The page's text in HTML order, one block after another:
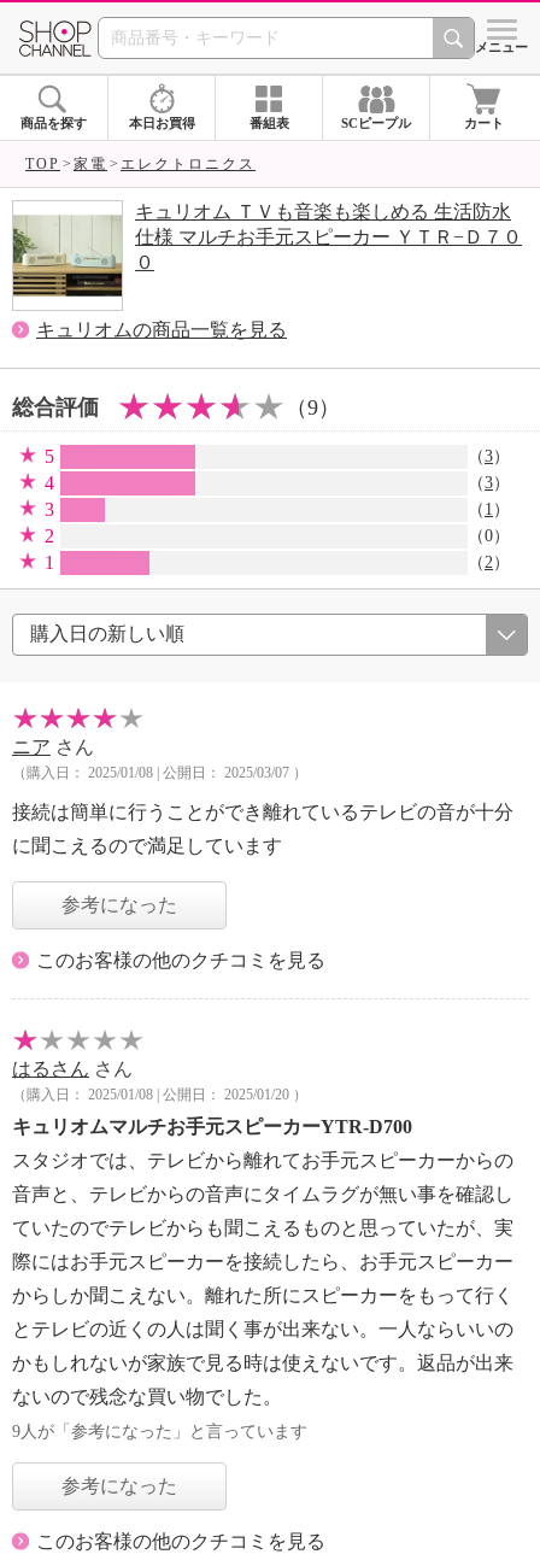
SHOP CHANNEL シメニュー
商品を探す 本日お買得 番組表 SCピープル カート
TOP 家電 エレクトロニクス
キュリオム ＴＶも音楽も楽しめる 生活防水
仕様 マルチお手元スピーカー ＹＴＲ−Ｄ７０
０
キュリオムの商品一覧を見る
総合評価 （9）
5 （3）
4 （3）
3 （ 1 ）
2 （0）
1 （2）
ニア さん
（購入日： 2025/01/08 | 公開日： 2025/03/07 ）
接続は簡単に行うことができ離れているテレビの音が十分
に聞こえるので満足しています
参考になった
このお客様の他のクチコミを見る
はるさん さん
（購入日： 2025/01/08 | 公開日： 2025/01/20 ）
キュリオムマルチお手元スピーカーYTR-D700
スタジオでは、テレビから離れてお手元スピーカーからの
音声と、テレビからの音声にタイムラグが無い事を確認し
ていたのでテレビからも聞こえるものと思っていたが、実
際にはお手元スピーカーを接続したら、お手元スピーカー
からしか聞こえない。離れた所にスピーカーをもって行く
とテレビの近くの人は聞く事が出来ない。一人ならいいの
かもしれないが家族で見る時は使えないです。返品が出来
ないので残念な買い物でした。
9人が「参考になった」と言っています
参考になった
このお客様の他のクチコミを見る